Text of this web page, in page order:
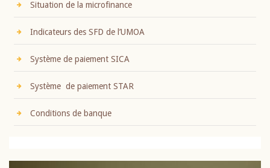
Situation de la microfinance
Indicateurs des SFD de l’UMOA
Système de paiement SICA
Système de paiement STAR
Conditions de banque